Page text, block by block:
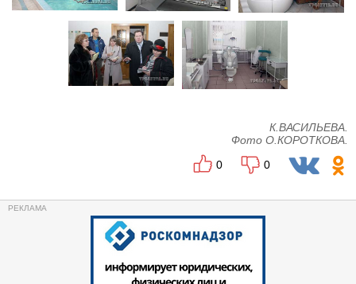
К.ВАСИЛЬЕВА.
Фото О.КОРОТКОВА.
0
0